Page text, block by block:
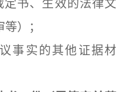
书、生效的法律文
）；
实的其他证据材